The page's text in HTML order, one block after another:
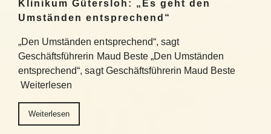
Klinikum Gütersloh: „Es geht den
Umständen entsprechend“
„Den Umständen entsprechend“, sagt
Geschäftsführerin Maud Beste „Den Umständen
entsprechend“, sagt Geschäftsführerin Maud Beste
Weiterlesen
Weiterlesen